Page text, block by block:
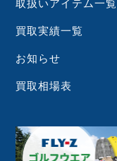
取扱いアイテム一覧
買取実績一覧
お知らせ
買取相場表